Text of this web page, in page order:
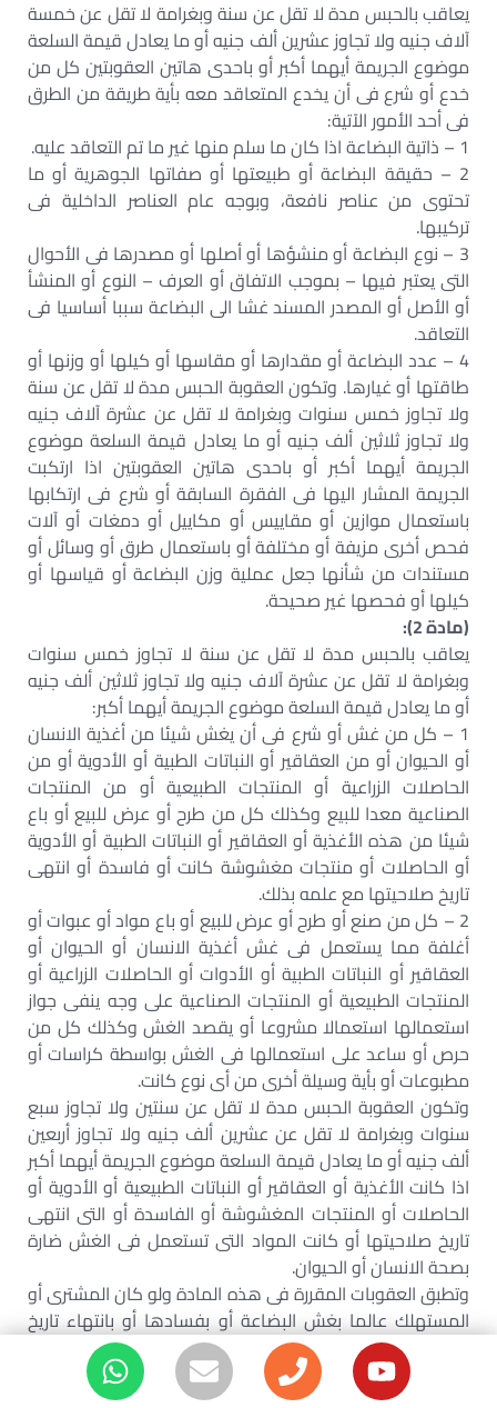
يعاقب بالحبس مدة لا تقل عن سنة وبغرامة لا تقل عن خمسة
آلاف جنيه ولا تجاوز عشرين ألف جنيه أو ما يعادل قيمة السلعة
موضوع الجريمة أيهما أكبر أو باحدى هاتين العقوبتين كل من
خدع أو شرع فى أن يخدع المتعاقد معه بأية طريقة من الطرق
فى أحد الأمور الآتية:
1 – ذاتية البضاعة اذا كان ما سلم منها غير ما تم التعاقد عليه.
2 – حقيقة البضاعة أو طبيعتها أو صفاتها الجوهرية أو ما
تحتوى من عناصر نافعة، وبوجه عام العناصر الداخلية فى
تركيبها.
3 – نوع البضاعة أو منشؤها أو أصلها أو مصدرها فى الأحوال
التى يعتبر فيها – بموجب الاتفاق أو العرف – النوع أو المنشأ
أو الأصل أو المصدر المسند غشا الى البضاعة سببا أساسيا فى
التعاقد.
4 – عدد البضاعة أو مقدارها أو مقاسها أو كيلها أو وزنها أو
طاقتها أو غيارها. وتكون العقوبة الحبس مدة لا تقل عن سنة
ولا تجاوز خمس سنوات وبغرامة لا تقل عن عشرة آلاف جنيه
ولا تجاوز ثلاثين ألف جنيه أو ما يعادل قيمة السلعة موضوع
الجريمة أيهما أكبر أو باحدى هاتين العقوبتين اذا ارتكبت
الجريمة المشار اليها فى الفقرة السابقة أو شرع فى ارتكابها
باستعمال موازين أو مقاييس أو مكاييل أو دمغات أو آلات
فحص أخرى مزيفة أو مختلفة أو باستعمال طرق أو وسائل أو
مستندات من شأنها جعل عملية وزن البضاعة أو قياسها أو
كيلها أو فحصها غير صحيحة.
(مادة 2):
يعاقب بالحبس مدة لا تقل عن سنة لا تجاوز خمس سنوات
وبغرامة لا تقل عن عشرة آلاف جنيه ولا تجاوز ثلاثين ألف جنيه
أو ما يعادل قيمة السلعة موضوع الجريمة أيهما أكبر:
1 – كل من غش أو شرع فى أن يغش شيئا من أغذية الانسان
أو الحيوان أو من العقاقير أو النباتات الطبية أو الأدوية أو من
الحاصلات الزراعية أو المنتجات الطبيعية أو من المنتجات
الصناعية معدا للبيع وكذلك كل من طرح أو عرض للبيع أو باع
شيئا من هذه الأغذية أو العقاقير أو النباتات الطبية أو الأدوية
أو الحاصلات أو منتجات مغشوشة كانت أو فاسدة أو انتهى
تاريخ صلاحيتها مع علمه بذلك.
2 – كل من صنع أو طرح أو عرض للبيع أو باع مواد أو عبوات أو
أغلفة مما يستعمل فى غش أغذية الانسان أو الحيوان أو
العقاقير أو النباتات الطبية أو الأدوات أو الحاصلات الزراعية أو
المنتجات الطبيعية أو المنتجات الصناعية على وجه ينفى جواز
استعمالها استعمالا مشروعا أو يقصد الغش وكذلك كل من
حرص أو ساعد على استعمالها فى الغش بواسطة كراسات أو
مطبوعات أو بأية وسيلة أخرى من أى نوع كانت.
وتكون العقوبة الحبس مدة لا تقل عن سنتين ولا تجاوز سبع
سنوات وبغرامة لا تقل عن عشرين ألف جنيه ولا تجاوز أربعين
ألف جنيه أو ما يعادل قيمة السلعة موضوع الجريمة أيهما أكبر
اذا كانت الأغذية أو العقاقير أو النباتات الطبيعية أو الأدوية أو
الحاصلات أو المنتجات المغشوشة أو الفاسدة أو التى انتهى
تاريخ صلاحيتها أو كانت المواد التى تستعمل فى الغش ضارة
بصحة الانسان أو الحيوان.
وتطبق العقوبات المقررة فى هذه المادة ولو كان المشترى أو
المستهلك عالما بغش البضاعة أو بفسادها أو بانتهاء تاريخ
صلاحيتها.
يعاقب بالحبس مدة لا تقل عن ستة أشهر وبغرامة لا تقل عن